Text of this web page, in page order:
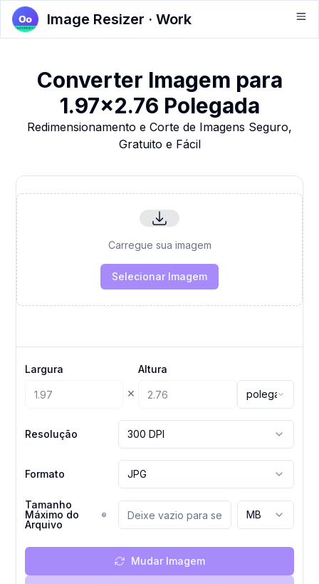
Image Resizer · Work
Converter Imagem para
1.97x2.76 Polegada
Redimensionamento e Corte de Imagens Seguro,
Gratuito e Fácil
Carregue sua imagem
Selecionar Imagem
Largura
×
Altura
polegada
Resolução 300 DPI
Formato JPG
Tamanho
Máximo do
Arquivo
MB
Mudar Imagem